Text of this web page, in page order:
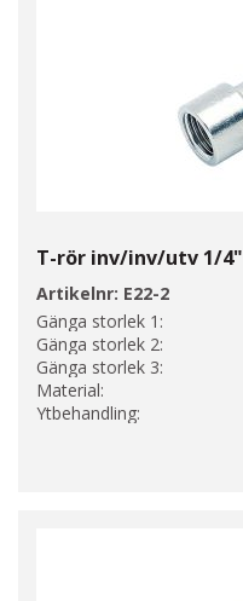
T-rör inv/inv/utv 1/4"
Artikelnr: E22-2
Gänga storlek 1:
Gänga storlek 2:
Gänga storlek 3:
Material:
Ytbehandling: